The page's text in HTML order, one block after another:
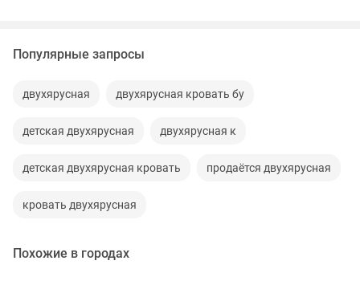
Популярные запросы
двухярусная двухярусная кровать бу
детская двухярусная двухярусная к
детская двухярусная кровать продаётся двухярусная
кровать двухярусная
Похожие в городах